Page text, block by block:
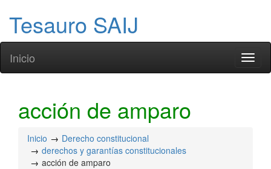
Tesauro SAIJ
Inicio
acción de amparo
Inicio
Derecho constitucional
derechos y garantías constitucionales
acción de amparo